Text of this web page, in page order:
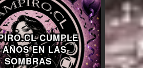
CUMPLE
AÑOS EN LAS
SOMBRAS